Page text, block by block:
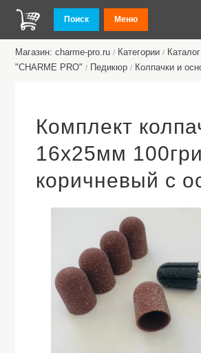
Поиск Меню
Магазин: charme-pro.ru / Категории /
"CHARME PRO" / Педикюр / Колпачки и
Комплект
16х25мм
коричневый с